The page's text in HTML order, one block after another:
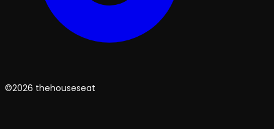
©2026 thehouseseat